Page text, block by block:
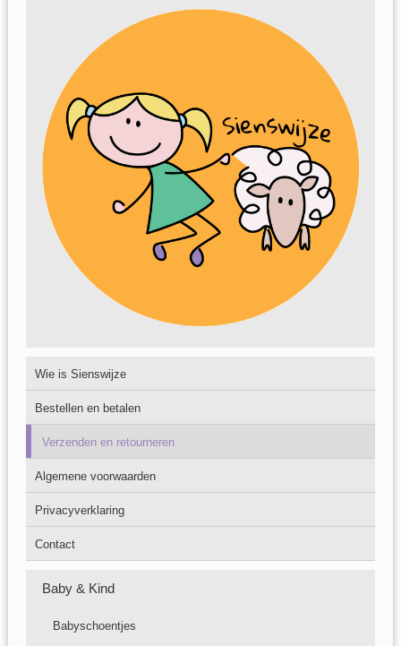
Wie is Sienswijze
Bestellen en betalen
Verzenden en retourneren
Algemene voorwaarden
Privacyverklaring
Contact
Baby & Kind
Babyschoentjes